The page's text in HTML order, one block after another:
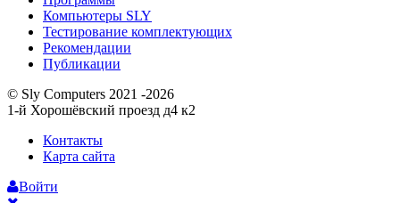
Компьютеры SLY
Тестирование комплектующих
Рекомендации
Публикации
© Sly Computers 2021 -2026
1-й Хорошёвский проезд д4 к2
Контакты
Карта сайта
Войти